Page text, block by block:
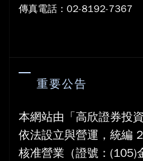
傳真電話：02-8192-7367
重要公告
本網站由「高欣證券投
依法設立與營運，統編
核准營業（證號：(105)